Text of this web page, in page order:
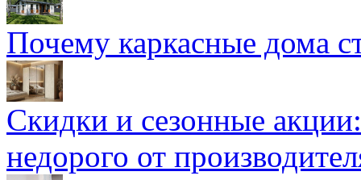
Почему каркасные дома
Скидки и сезонные
недорого от